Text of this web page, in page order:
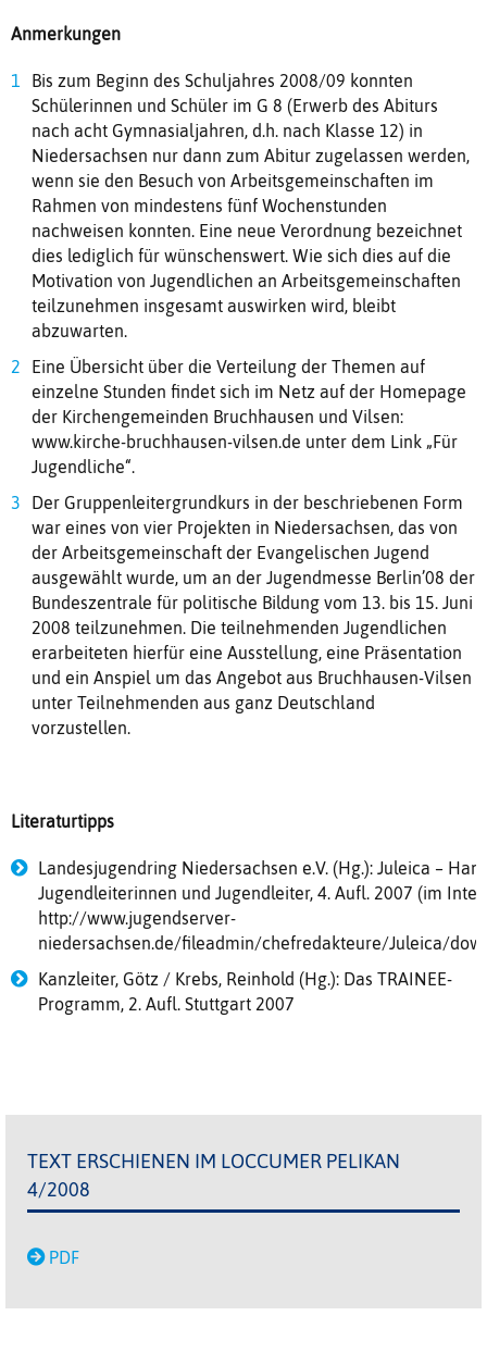
Anmerkungen
Bis zum Beginn des Schuljahres 2008/09 konnten
Schülerinnen und Schüler im G 8 (Erwerb des Abiturs
nach acht Gymnasialjahren, d.h. nach Klasse 12) in
Niedersachsen nur dann zum Abitur zugelassen werden,
wenn sie den Besuch von Arbeitsgemeinschaften im
Rahmen von mindestens fünf Wochenstunden
nachweisen konnten. Eine neue Verordnung bezeichnet
dies lediglich für wünschenswert. Wie sich dies auf die
Motivation von Jugendlichen an Arbeitsgemeinschaften
teilzunehmen insgesamt auswirken wird, bleibt
abzuwarten.
Eine Übersicht über die Verteilung der Themen auf
einzelne Stunden findet sich im Netz auf der Homepage
der Kirchengemeinden Bruchhausen und Vilsen:
www.kirche-bruchhausen-vilsen.de unter dem Link „Für
Jugendliche“.
Der Gruppenleitergrundkurs in der beschriebenen Form
war eines von vier Projekten in Niedersachsen, das von
der Arbeitsgemeinschaft der Evangelischen Jugend
ausgewählt wurde, um an der Jugendmesse Berlin’08 der
Bundeszentrale für politische Bildung vom 13. bis 15. Juni
2008 teilzunehmen. Die teilnehmenden Jugendlichen
erarbeiteten hierfür eine Ausstellung, eine Präsentation
und ein Anspiel um das Angebot aus Bruchhausen-Vilsen
unter Teilnehmenden aus ganz Deutschland
vorzustellen.
Literaturtipps
Landesjugendring Niedersachsen e.V. (Hg.): Juleica –
Jugendleiterinnen und Jugendleiter, 4. Aufl. 2007 (im
http://www.jugendserver-
niedersachsen.de/fileadmin/chefredakteure/Juleica/
Kanzleiter, Götz / Krebs, Reinhold (Hg.): Das TRAINEE-
Programm, 2. Aufl. Stuttgart 2007
TEXT ERSCHIENEN IM LOCCUMER PELIKAN
4/2008
PDF